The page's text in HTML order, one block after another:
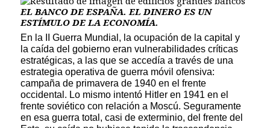
EL BANCO DE ESPAÑA. EL DINERO ES UN
ESTÍMULO DE LA ECONOMÍA.
En la II Guerra Mundial, la ocupación de la capital y
la caída del gobierno eran vulnerabilidades críticas
estratégicas, a las que se accedía a través de una
estrategia operativa de guerra móvil ofensiva:
campaña de primavera de 1940 en el frente
occidental. Lo mismo intentó Hitler en 1941 en el
frente soviético con relación a Moscú. Seguramente
en esa guerra total, casi de exterminio, del frente del